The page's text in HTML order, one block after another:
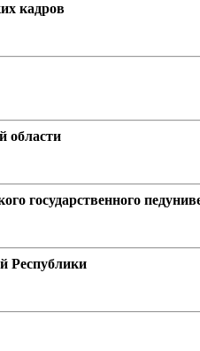
кадров
области
государственного
Республики